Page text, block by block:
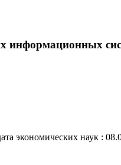
информационных
экономических наук :